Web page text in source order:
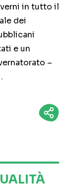
in tutto il
dei
e un
–